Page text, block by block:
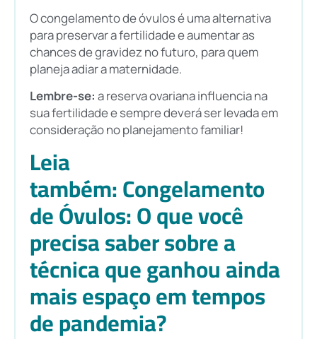
O congelamento de óvulos é uma alternativa
para preservar a fertilidade e aumentar as
chances de gravidez no futuro, para quem
planeja adiar a maternidade.
Lembre-se: a reserva ovariana influencia na
sua fertilidade e sempre deverá ser levada em
consideração no planejamento familiar!
Leia
também:Congelamento
de Óvulos: O que você
precisa saber sobre a
técnica que ganhou ainda
mais espaço em tempos
de pandemia?